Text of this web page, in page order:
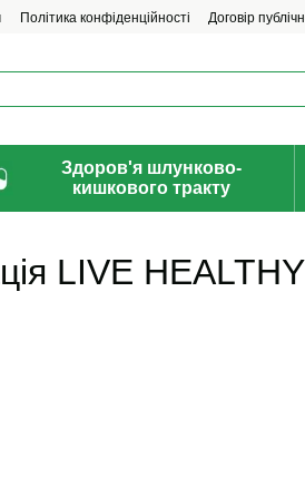
Політика конфіденційності Договір
Здоров'я шлунково-
кишкового тракту
LIVE HEALTHY